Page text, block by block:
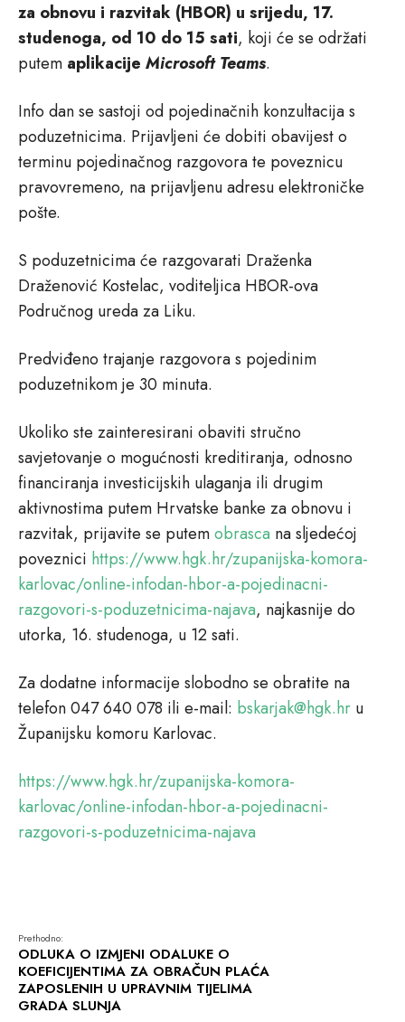
za obnovu i razvitak (HBOR) u srijedu, 17.
studenoga, od 10 do 15 sati, koji će se održati
putem aplikacije Microsoft Teams.
Info dan se sastoji od pojedinačnih konzultacija s
poduzetnicima. Prijavljeni će dobiti obavijest o
terminu pojedinačnog razgovora te poveznicu
pravovremeno, na prijavljenu adresu elektroničke
pošte.
S poduzetnicima će razgovarati Draženka
Draženović Kostelac, voditeljica HBOR-ova
Područnog ureda za Liku.
Predviđeno trajanje razgovora s pojedinim
poduzetnikom je 30 minuta.
Ukoliko ste zainteresirani obaviti stručno
savjetovanje o mogućnosti kreditiranja, odnosno
financiranja investicijskih ulaganja ili drugim
aktivnostima putem Hrvatske banke za obnovu i
razvitak, prijavite se putemobrasca na sljedećoj
poveznici https://www.hgk.hr/zupanijska-komora-
karlovac/online-infodan-hbor-a-pojedinacni-
razgovori-s-poduzetnicima-najava, najkasnije do
utorka, 16. studenoga, u 12 sati.
Za dodatne informacije slobodno se obratite na
telefon 047 640 078 ili e-mail: bskarjak@hgk.hr u
Županijsku komoru Karlovac.
https://www.hgk.hr/zupanijska-komora-
karlovac/online-infodan-hbor-a-pojedinacni-
razgovori-s-poduzetnicima-najava
Prethodno:
ODLUKA O IZMJENI ODALUKE O
KOEFICIJENTIMA ZA OBRAČUN PLAĆA
ZAPOSLENIH U UPRAVNIM TIJELIMA
GRADA SLUNJA